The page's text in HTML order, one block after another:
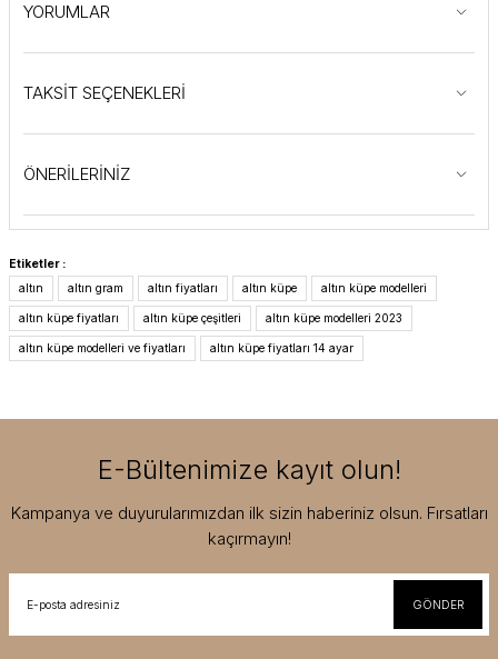
YORUMLAR
TAKSİT SEÇENEKLERİ
ÖNERİLERİNİZ
Etiketler :
altın
altın gram altın fiyatları altın küpe altın küpe modelleri
altın küpe fiyatları altın küpe çeşitleri altın küpe modelleri 2023
altın küpe modelleri ve fiyatları altın küpe fiyatları 14 ayar
E-Bültenimize kayıt olun!
Kampanya ve duyurularımızdan ilk sizin haberiniz olsun. Fırsatları
kaçırmayın!
GÖNDER